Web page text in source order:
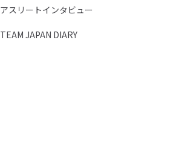
アスリートインタビュー
TEAM JAPAN DIARY